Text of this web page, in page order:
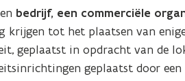
bedrijf, een commerciële
krijgen tot het plaatsen van
geplaatst in opdracht van de
geplaatst door een